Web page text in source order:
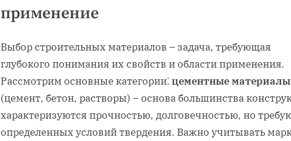
применение
Выбор строительных материалов – задача‚ требующая
глубокого понимания их свойств и области применения.
Рассмотрим основные категории⁚ цементные материалы
(цемент‚ бетон‚ растворы) – основа большинства
характеризуются прочностью‚ долговечностью‚ но
определенных условий твердения. Важно учитывать